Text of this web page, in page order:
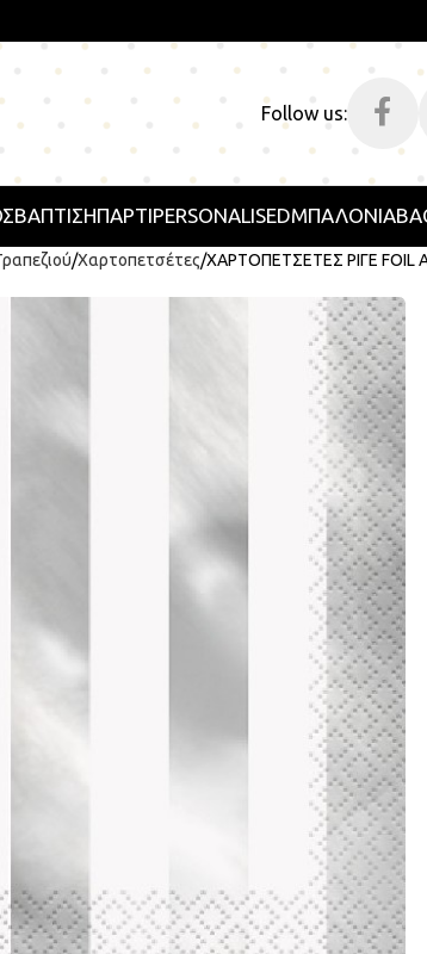
Follow us:
ΒΑΠΤΙΣΗΠΆΡΤΙPERSONALISEDΜΠΑΛΟΝΙΑ
Χαρτοπετσέτες ΧΑΡΤΟΠΕΤΣΕΤΕΣ ΡΙΓΕ